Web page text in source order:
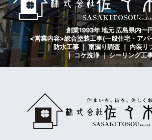
創業1993年 地元 広島県内一
<営業内容>総合塗装工事(一般住宅・アパ
｜ 防水工事 ｜ 雨漏り調査 ｜ 内装リ
｜ コケ洗浄 ｜ シーリング工